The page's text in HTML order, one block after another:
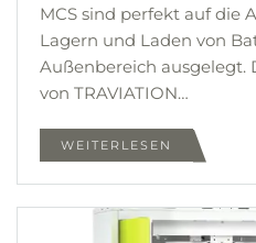
MCS sind perfekt auf die
Lagern und Laden von
Außenbereich ausgelegt.
von TRAVIATION…
WEITERLESEN